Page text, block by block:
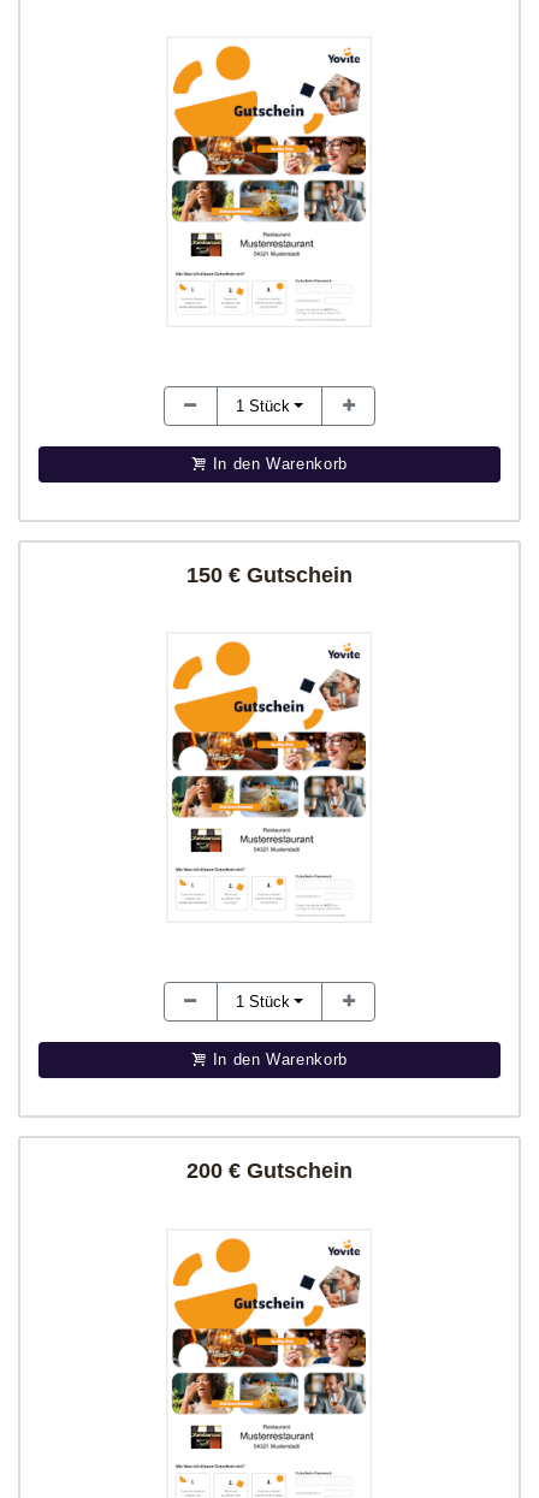
1 Stück
In den Warenkorb
150 € Gutschein
1 Stück
In den Warenkorb
200 € Gutschein